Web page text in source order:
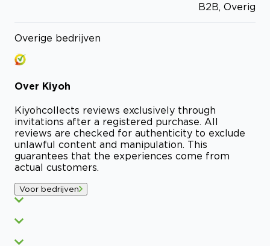
B2B, Overig
Overige bedrijven
Over Kiyoh
Kiyohcollects reviews exclusively through
invitations after a registered purchase. All
reviews are checked for authenticity to exclude
unlawful content and manipulation. This
guarantees that the experiences come from
actual customers.
Voor bedrijven